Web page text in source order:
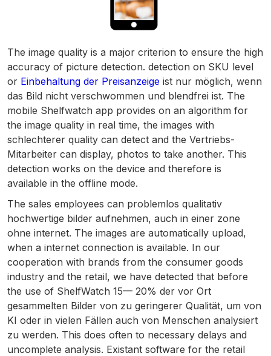
The image quality is a major criterion to ensure the high
accuracy of picture detection. detection on SKU level
or Einbehaltung der Preisanzeige ist nur möglich, wenn
das Bild nicht verschwommen und blendfrei ist. The
mobile Shelfwatch app provides on an algorithm for
the image quality in real time, the images with
schlechterer quality can detect and the Vertriebs-
Mitarbeiter can display, photos to take another. This
detection works on the device and therefore is
available in the offline mode.
The sales employees can problemlos qualitativ
hochwertige bilder aufnehmen, auch in einer zone
ohne internet. The images are automatically upload,
when a internet connection is available. In our
cooperation with brands from the consumer goods
industry and the retail, we have detected that before
the use of ShelfWatch 15— 20% der vor Ort
gesammelten Bilder von zu geringerer Qualität, um von
KI oder in vielen Fällen auch von Menschen analysiert
zu werden. This does often to necessary delays and
uncomplete analysis. Existant software for the retail